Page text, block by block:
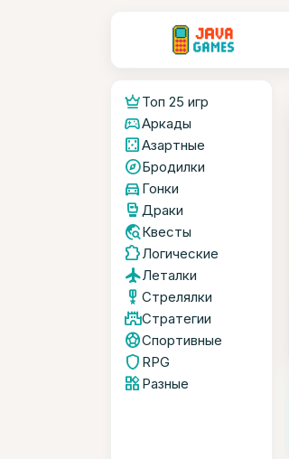
crownТоп 25 игр
sports_esportsАркады
casinoАзартные
exploreБродилки
directions_car Гонки
sports_mma Драки
travel_exploreКвесты
extensionЛогические
flightЛеталки
military_tech Стрелялки
castleСтратегии
sports_soccerСпортивные
shield RPG
widgetsРазные